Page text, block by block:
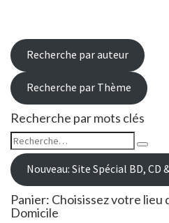
Recherche par auteur
Recherche par Thème
Recherche par mots clés
Rechercher :
Nouveau: Site Spécial BD, CD
Panier: Choisissez votre lieu
Domicile